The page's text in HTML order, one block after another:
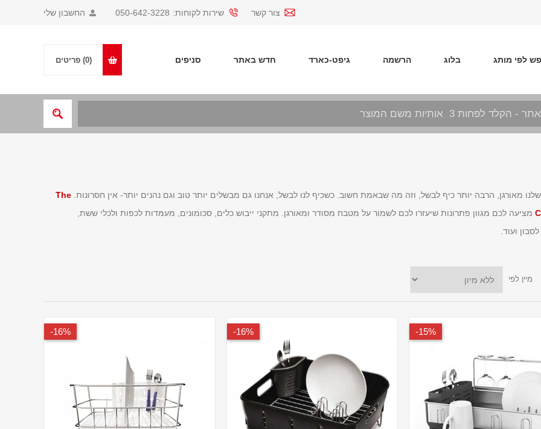
החשבון שלי צור קשר שירות לקוחות: 050-642-3228
לפי מותג בלוג הרשמה גיפט-כארד חדש באתר סניפים (0) פריטים
מאורגן, הרבה יותר כיף לבשל, וזה מה שבאמת חשוב. כשכיף לנו לבשל, אנחנו גם מבשלים יותר טוב וגם נהנים יותר- אין חסרונות. The
מציעה לכם מגוון פתרונות שיעזרו לכם לשמור על מטבח מסודר ומאורגן. מתקני ייבוש כלים, סכומונים, מעמדות לכפות ולכלי ששת,
ועוד.
מיין לפי
15%-
16%-
16%-